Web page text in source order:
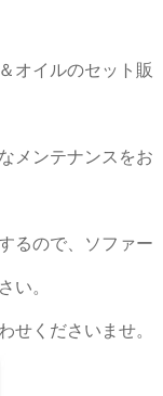
オイルのセット販
メンテナンスをお
るので、ソファー
い。
せくださいませ。